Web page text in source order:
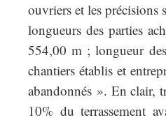
ouvriers et les précisions
longueurs des parties
554,00 m ; longueur
chantiers établis et
abandonnés ». En clair,
10% du terrassement